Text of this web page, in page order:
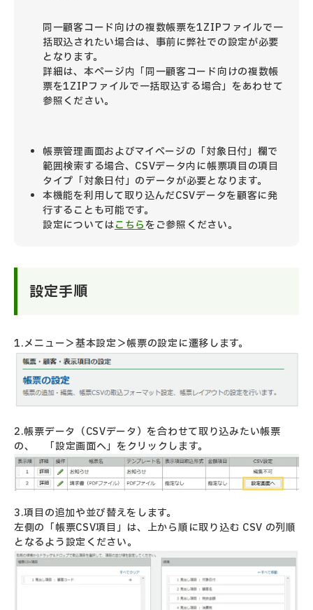
同一顧客コード向けの複数帳票を1ZIPファイルで一
括取込されたい場合は、事前に弊社での設定が必要
となります。
詳細は、本ページ内「同一顧客コード向けの複数帳
票を1ZIPファイルで一括取込する場合」をあわせて
参照ください。
帳票管理画面およびマイページの「対象日付」欄で
範囲検索する場合、CSVデータ内に帳票項目の項目
タイプ「対象日付」のデータが必要となります。
本機能を利用して取り込んだCSVデータを顧客に発
行することも可能です。
設定についてはこちらをご参照ください。
設定手順
1.メニュー＞基本設定＞帳票の設定に遷移します。
2.帳票データ（CSVデータ）を合わせて取り込みたい帳票
の、 「設定画面へ」をクリックします。
3.項目の追加や並び替えをします。
左側の「帳票CSV項目」は、上から順に取り込む CSV の列順
となるよう設定ください。